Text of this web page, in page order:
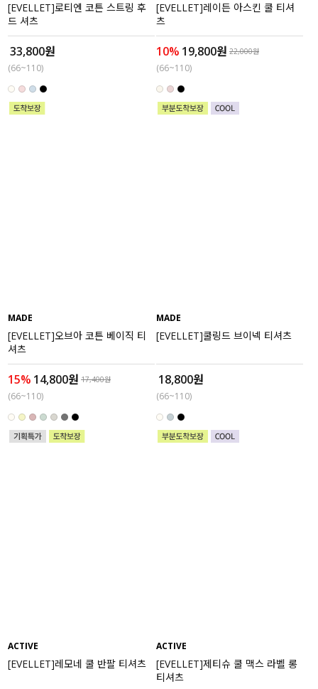
[EVELLET]로티엔 코튼 스트링 후
드 셔츠
33,800원
(66~110)
[EVELLET]레이든 아스킨 쿨 티셔
츠
10% 19,800원 22,000원
(66~110)
MADE
[EVELLET]오브아 코튼 베이직 티
셔츠
15% 14,800원 17,400원
(66~110)
MADE
[EVELLET]쿨링드 브이넥 티셔츠
18,800원
(66~110)
ACTIVE
[EVELLET]레모네 쿨 반팔 티셔츠
ACTIVE
[EVELLET]제티슈 쿨 맥스 라벨 롱
티셔츠